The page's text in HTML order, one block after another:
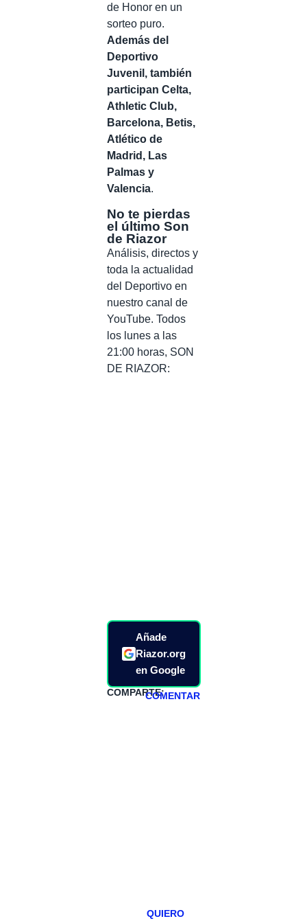
de Honor en un
sorteo puro.
Además del
Deportivo
Juvenil, también
participan Celta,
Athletic Club,
Barcelona, Betis,
Atlético de
Madrid, Las
Palmas y
Valencia.
No te pierdas
el último Son
de Riazor
Análisis, directos y
toda la actualidad
del Deportivo en
nuestro canal de
YouTube. Todos
los lunes a las
21:00 horas, SON
DE RIAZOR:
Añade
Riazor.org
en Google
COMPARTE:COMENTAR
QUIERO